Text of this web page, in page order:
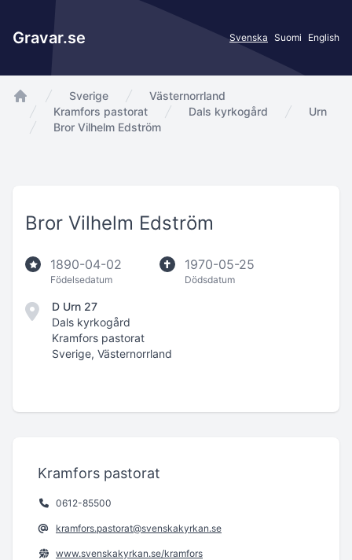
Gravar.se Svenska Suomi English
app.Start
Sverige
Västernorrland
Kramfors pastorat
Dals kyrkogård
Urn
Bror Vilhelm Edström
Bror Vilhelm Edström
1890-04-02
Födelsedatum
1970-05-25
Dödsdatum
D Urn 27
Dals kyrkogård
Kramfors pastorat
Sverige, Västernorrland
Kramfors pastorat
0612-85500
kramfors.pastorat@svenskakyrkan.se
www.svenskakyrkan.se/kramfors